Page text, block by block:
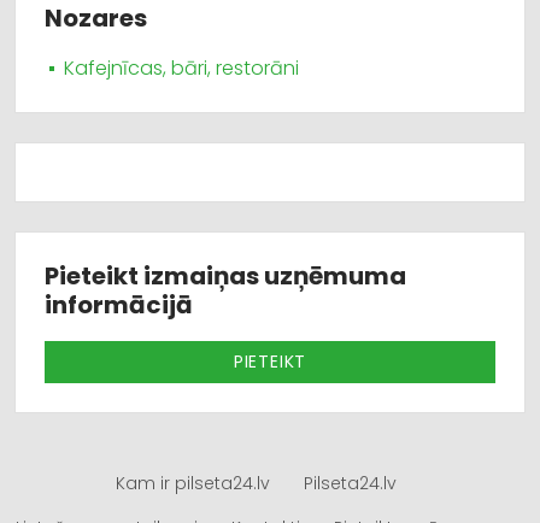
Nozares
Kafejnīcas, bāri, restorāni
Pieteikt izmaiņas uzņēmuma
informācijā
PIETEIKT
Kam ir pilseta24.lv
Pilseta24.lv